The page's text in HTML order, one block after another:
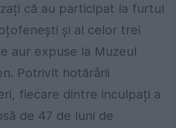
că au participat la furtul
și al celor trei
aur expuse la Muzeul
Potrivit hotărârii
fiecare dintre inculpați a
de 47 de luni de